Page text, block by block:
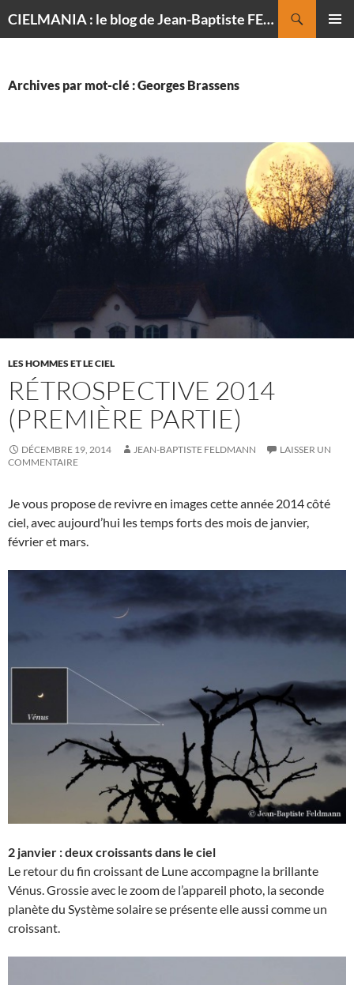
CIELMANIA : le blog de Jean-Baptiste FELDMANN, photographe du ciel
Archives par mot-clé : Georges Brassens
LES HOMMES ET LE CIEL
RÉTROSPECTIVE 2014
(PREMIÈRE PARTIE)
DÉCEMBRE 19, 2014 JEAN-BAPTISTE FELDMANN
LAISSER UN
COMMENTAIRE
Je vous propose de revivre en images cette année 2014 côté
ciel, avec aujourd’hui les temps forts des mois de janvier,
février et mars.
2 janvier : deux croissants dans le ciel
Le retour du fin croissant de Lune accompagne la brillante
Vénus. Grossie avec le zoom de l’appareil photo, la seconde
planète du Système solaire se présente elle aussi comme un
croissant.